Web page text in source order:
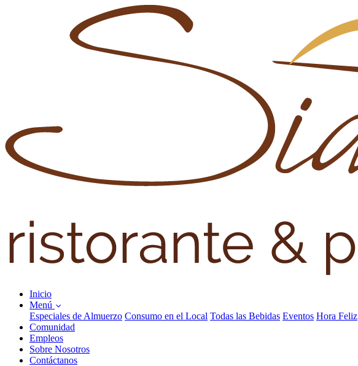
Inicio
Menú
Especiales de Almuerzo Consumo en el Local Todas las Bebidas Eventos Hora Feliz
Comunidad
Empleos
Sobre Nosotros
Contáctanos